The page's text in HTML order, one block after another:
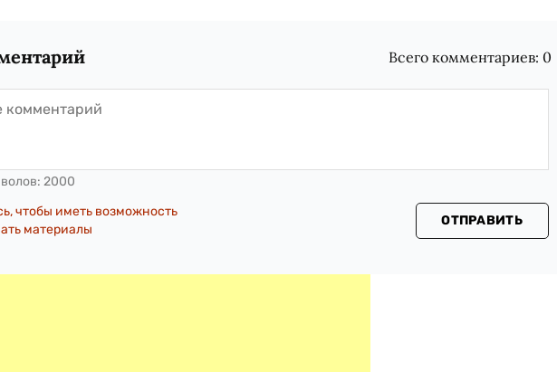
Всего комментариев: 0
2000
чтобы иметь возможность
материалы
ОТПРАВИТЬ